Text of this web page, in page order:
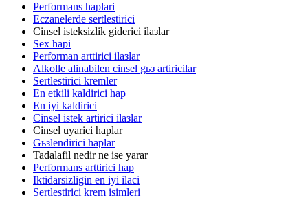
Performans haplari
Eczanelerde sertlestirici
Cinsel isteksizlik giderici ilaзlar
Sex hapi
Performan arttirici ilaзlar
Alkolle alinabilen cinsel gьз artiricilar
Sertlestirici kremler
En etkili kaldirici hap
En iyi kaldirici
Cinsel istek artirici ilaзlar
Cinsel uyarici haplar
Gьзlendirici haplar
Tadalafil nedir ne ise yarar
Performans arttirici hap
Iktidarsizligin en iyi ilaci
Sertlestirici krem isimleri